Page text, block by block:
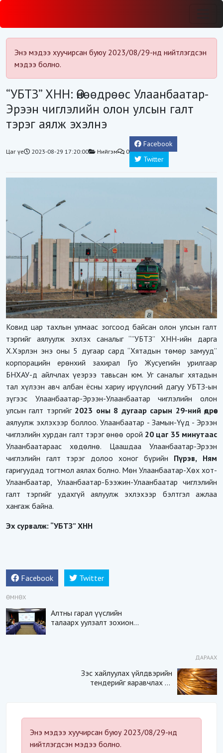
Энэ мэдээ хуучирсан буюу 2023/08/29-нд нийтлэгдсэн
мэдээ болно.
“УБТЗ” ХНН: Өнөөдрөөс Улаанбаатар-
Эрээн чиглэлийн олон улсын галт
тэрэг аялж эхэлнэ
Цаг үе 2023-08-29 17:20:00 Нийгэм 0
Facebook
Twitter
Ковид цар тахлын улмаас зогсоод байсан олон улсын галт
тэргийг аялуулж эхлэх саналыг “”УБТЗ” ХНН-ийн дарга
Х.Хэрлэн энэ оны 5 дугаар сард “Хятадын төмөр замууд”
корпорацийн ерөнхий захирал Гуо Жусуегийн урилгаар
БНХАУ-д айлчлах үеэрээ тавьсан юм. Уг саналыг хятадын
тал хүлээн авч албан ёсны хариу ирүүлсний дагуу УБТЗ-ын
зүгээс Улаанбаатар-Эрээн-Улаанбаатар чиглэлийн олон
улсын галт тэргийг 2023 оны 8 дугаар сарын 29-ний өдрөөс
аялуулж эхлэхээр боллоо. Улаанбаатар - Замын-Үүд - Эрээн
чиглэлийн хурдан галт тэрэг өнөө орой 20 цаг 35 минутаас
Улаанбаатараас хөдөлнө. Цаашдаа Улаанбаатар-Эрээн
чиглэлийн галт тэрэг долоо хоног бүрийн Пүрэв, Ням
гаригуудад тогтмол аялах болно. Мөн Улаанбаатар-Хөх хот-
Улаанбаатар, Улаанбаатар-Бээжин-Улаанбаатар чиглэлийн
галт тэргийг удахгүй аялуулж эхлэхээр бэлтгэл ажлаа
хангаж байна.
Эх сурвалж: “УБТЗ” ХНН
Facebook Twitter
ӨМНӨХ
Алтны гарал үүслийн
талаарх уулзалт зохион
ДАРААХ
Зэс хайлуулах үйлдвэрийн
тендерийг яаравчлах нь
Энэ мэдээ хуучирсан буюу 2023/08/29-нд
нийтлэгдсэн мэдээ болно.